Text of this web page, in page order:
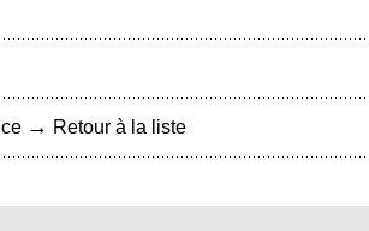
→ Retour à la liste